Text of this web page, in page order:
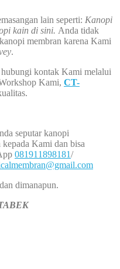
lain seperti: Kanopi
kain di sini. Anda tidak
membran karena Kami
.
kontak Kami melalui
Kami, CT-
seputar kanopi
kepada Kami dan bisa
081911898181/
dimanapun.